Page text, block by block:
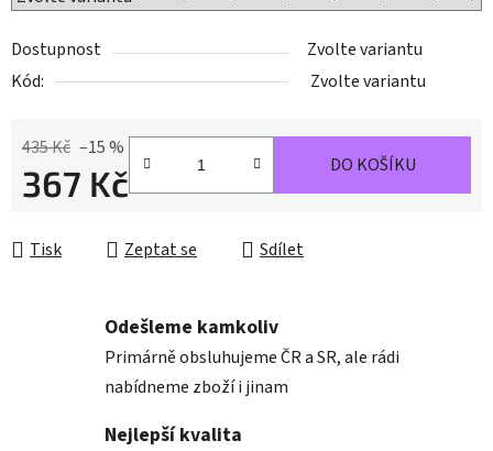
Dostupnost
Zvolte variantu
Kód:
Zvolte variantu
435 Kč –15 %
367 Kč DO KOŠÍKU
Tisk Zeptat se Sdílet
Odešleme kamkoliv
Primárně obsluhujeme ČR a SR, ale rádi
nabídneme zboží i jinam
Nejlepší kvalita